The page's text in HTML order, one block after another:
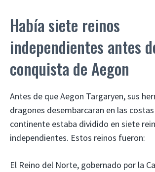
Había siete reinos
independientes antes
conquista de Aegon
Antes de que Aegon Targaryen, sus
dragones desembarcaran en las
continente estaba dividido en siete
independientes. Estos reinos fueron:
El Reino del Norte, gobernado por la